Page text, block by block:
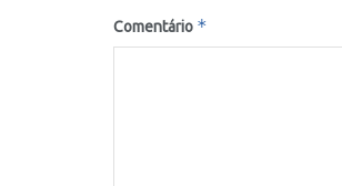
Comentário *